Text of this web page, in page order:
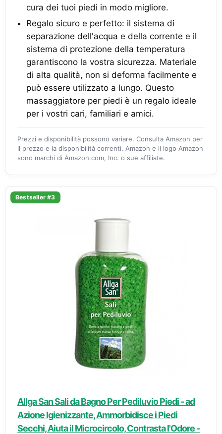
cura dei tuoi piedi in modo migliore.
Regalo sicuro e perfetto: il sistema di
separazione dell'acqua e della corrente e il
sistema di protezione della temperatura
garantiscono la vostra sicurezza. Materiale
di alta qualità, non si deforma facilmente e
può essere utilizzato a lungo. Questo
massaggiatore per piedi è un regalo ideale
per i vostri cari, familiari e amici.
Prezzi e disponibilità possono variare. Consulta Amazon per
il prezzo e la disponibilità correnti. Amazon e il logo Amazon
sono marchi di Amazon.com, Inc. o sue affiliate.
Bestseller #3
Allga San Sali da Bagno Per Pediluvio Piedi - ad
Azione Igienizzante, Ammorbidisce i Piedi
Secchi, Aiuta il Microcircolo, Contrasta l'Odore -